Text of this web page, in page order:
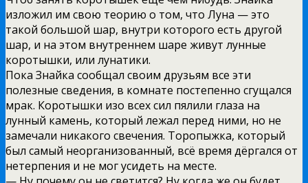
изложил им свою теорию о том, что Луна — это
такой большой шар, внутри которого есть другой
шар, и на этом внутреннем шаре живут лунные
коротышки, или лунатики.
Пока Знайка сообщал своим друзьям все эти
полезные сведения, в комнате постепенно сгущался
мрак. Коротышки изо всех сил пялили глаза на
лунный камень, который лежал перед ними, но не
замечали никакого свечения. Торопыжка, который
был самый неорганизованный, всё время дёргался от
нетерпения и не мог усидеть на месте.